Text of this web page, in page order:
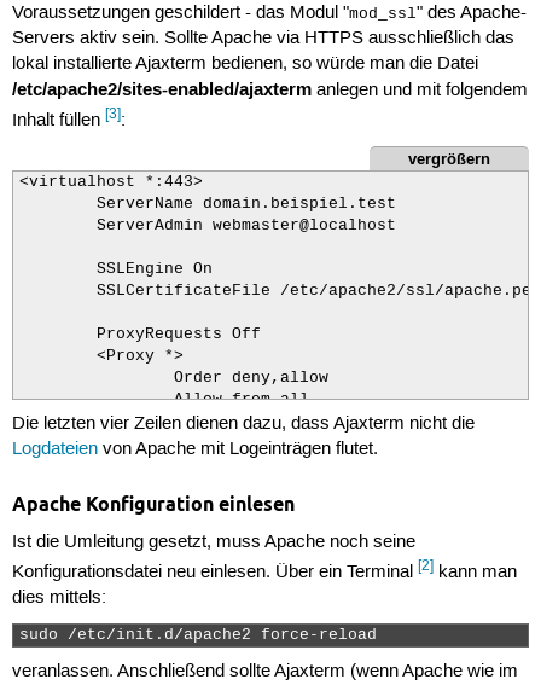
Voraussetzungen geschildert - das Modul "mod_ssl" des Apache-
Servers aktiv sein. Sollte Apache via HTTPS ausschließlich das
lokal installierte Ajaxterm bedienen, so würde man die Datei
/etc/apache2/sites-enabled/ajaxtermanlegen und mit folgendem
Inhalt füllen [3]:
vergrößern
<virtualhost *:443>
        ServerName domain.beispiel.test
        ServerAdmin webmaster@localhost
        SSLEngine On
        SSLCertificateFile /etc/apache2/ssl/apache.pem
        ProxyRequests Off
        <Proxy *>
                Order deny,allow
                Allow from all
        </Proxy>
        SetEnvIf Request_URI "^/ajaxterm/u" dontlog
CustomLog /var/log/apache2/ssl-access.log
        Loglevel warn
        ErrorLog /var/log/apache2/ssl-error.log
Die letzten vier Zeilen dienen dazu, dass Ajaxterm nicht die
Logdateienvon Apache mit Logeinträgen flutet.
Apache Konfiguration einlesen
Ist die Umleitung gesetzt, muss Apache noch seine
Konfigurationsdatei neu einlesen. Über ein Terminal [2]kann man
dies mittels:
sudo /etc/init.d/apache2 force-reload
veranlassen. Anschließend sollte Ajaxterm (wenn Apache wie im